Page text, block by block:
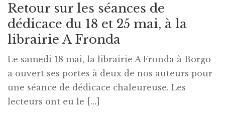
Retour sur les séances de
dédicace du 18 et 25 mai, à la
librairie A Fronda
Le samedi 18 mai, la librairie A Fronda à Borgo
a ouvert ses portes à deux de nos auteurs pour
une séance de dédicace chaleureuse. Les
lecteurs ont eu le […]